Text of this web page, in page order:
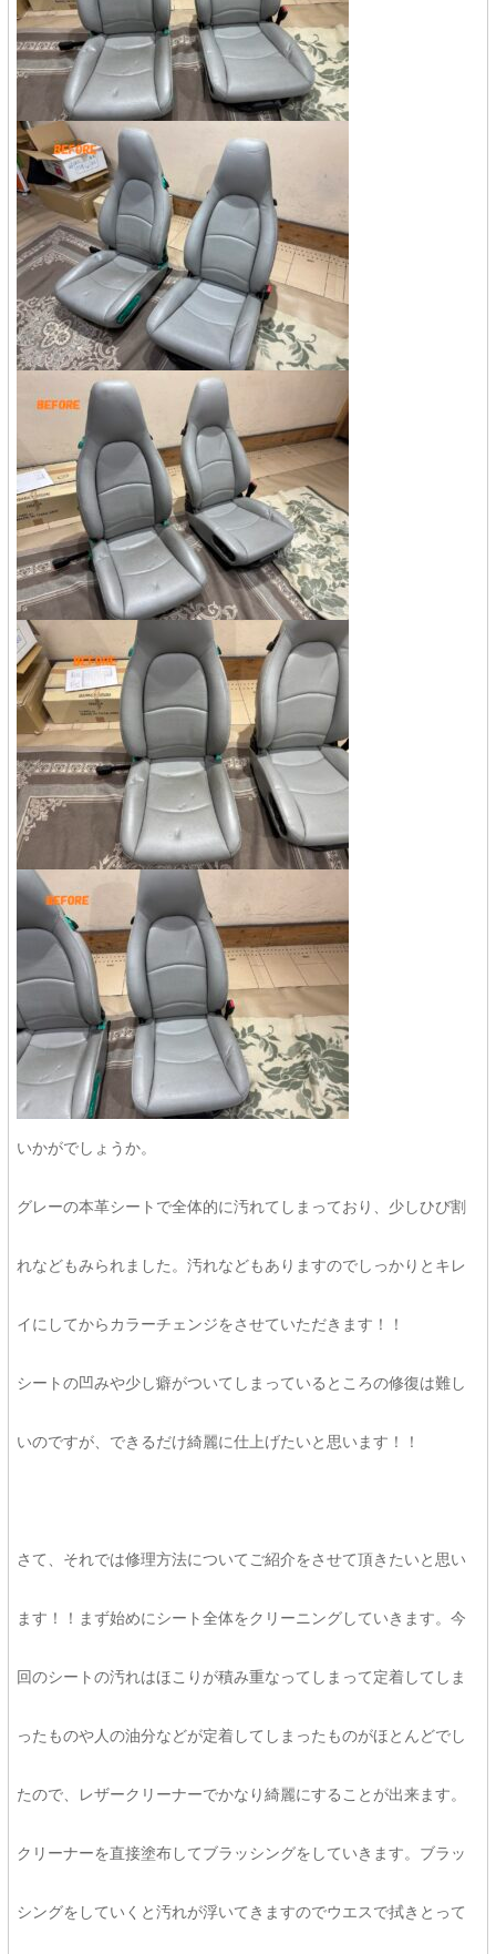
いかがでしょうか。
グレーの本革シートで全体的に汚れてしまっており、少しひび割
れなどもみられました。汚れなどもありますのでしっかりとキレ
イにしてからカラーチェンジをさせていただきます！！
シートの凹みや少し癖がついてしまっているところの修復は難し
いのですが、できるだけ綺麗に仕上げたいと思います！！
さて、それでは修理方法についてご紹介をさせて頂きたいと思い
ます！！まず始めにシート全体をクリーニングしていきます。今
回のシートの汚れはほこりが積み重なってしまって定着してしま
ったものや人の油分などが定着してしまったものがほとんどでし
たので、レザークリーナーでかなり綺麗にすることが出来ます。
クリーナーを直接塗布してブラッシングをしていきます。ブラッ
シングをしていくと汚れが浮いてきますのでウエスで拭きとって